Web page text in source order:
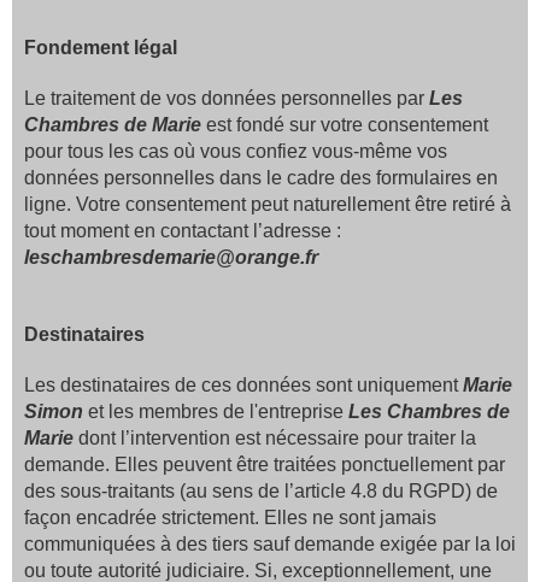
Fondement légal
Le traitement de vos données personnelles par Les
Chambres de Marie est fondé sur votre consentement
pour tous les cas où vous confiez vous-même vos
données personnelles dans le cadre des formulaires en
ligne. Votre consentement peut naturellement être retiré à
tout moment en contactant l’adresse :
leschambresdemarie@orange.fr
Destinataires
Les destinataires de ces données sont uniquementMarie
Simon et les membres de l'entreprise Les Chambres de
Marie dont l’intervention est nécessaire pour traiter la
demande. Elles peuvent être traitées ponctuellement par
des sous-traitants (au sens de l’article 4.8 du RGPD) de
façon encadrée strictement. Elles ne sont jamais
communiquées à des tiers sauf demande exigée par la loi
ou toute autorité judiciaire. Si, exceptionnellement, une